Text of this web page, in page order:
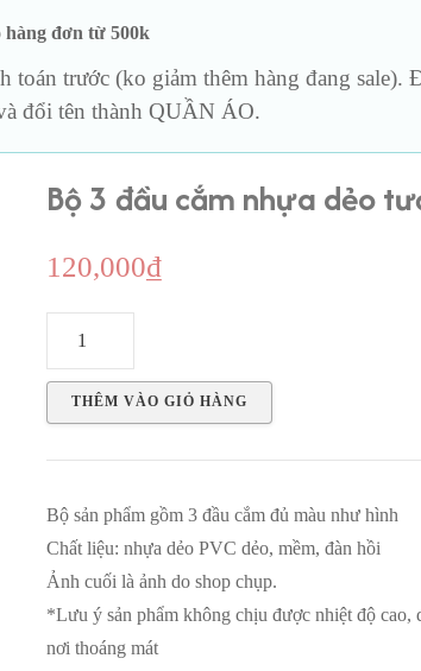
& Cockring
Sản phẩm khác
hàng đơn từ 500k
toán trước (ko giảm thêm hàng đang sale).
đổi tên thành QUẦN ÁO.
Bộ 3 đầu cắm nhựa dẻo
120,000₫
đầu
cắm
nhựa
tươi
tắn
mềm
mại
số
THÊM VÀO GIỎ HÀNG
Bộ sản phẩm gồm 3 đầu cắm đủ màu như hình
Chất liệu: nhựa dẻo PVC dẻo, mềm, đàn hồi
Ảnh cuối là ảnh do shop chụp.
*Lưu ý sản phẩm không chịu được nhiệt độ cao,
nơi thoáng mát